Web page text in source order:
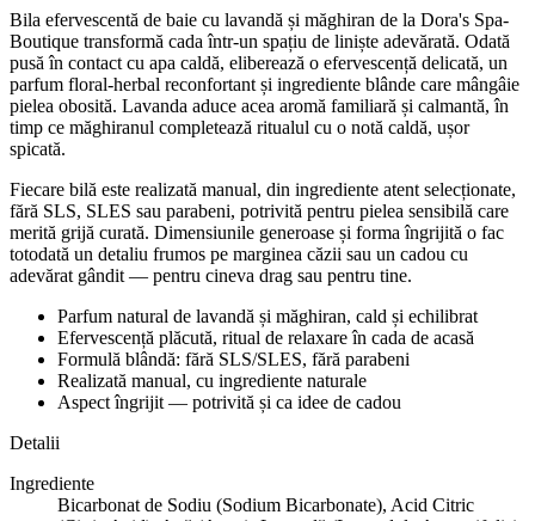
Bila efervescentă de baie cu lavandă și măghiran de la Dora's Spa-
Boutique transformă cada într-un spațiu de liniște adevărată. Odată
pusă în contact cu apa caldă, eliberează o efervescență delicată, un
parfum floral-herbal reconfortant și ingrediente blânde care mângâie
pielea obosită. Lavanda aduce acea aromă familiară și calmantă, în
timp ce măghiranul completează ritualul cu o notă caldă, ușor
spicată.
Fiecare bilă este realizată manual, din ingrediente atent selecționate,
fără SLS, SLES sau parabeni, potrivită pentru pielea sensibilă care
merită grijă curată. Dimensiunile generoase și forma îngrijită o fac
totodată un detaliu frumos pe marginea căzii sau un cadou cu
adevărat gândit — pentru cineva drag sau pentru tine.
Parfum natural de lavandă și măghiran, cald și echilibrat
Efervescență plăcută, ritual de relaxare în cada de acasă
Formulă blândă: fără SLS/SLES, fără parabeni
Realizată manual, cu ingrediente naturale
Aspect îngrijit — potrivită și ca idee de cadou
Detalii
Ingrediente
Bicarbonat de Sodiu (Sodium Bicarbonate), Acid Citric